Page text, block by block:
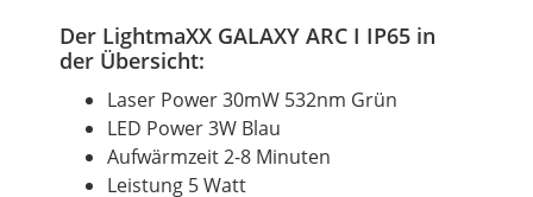
Der LightmaXX GALAXY ARC I IP65 in
der Übersicht:
Laser Power 30mW 532nm Grün
LED Power 3W Blau
Aufwärmzeit 2-8 Minuten
Leistung 5 Watt